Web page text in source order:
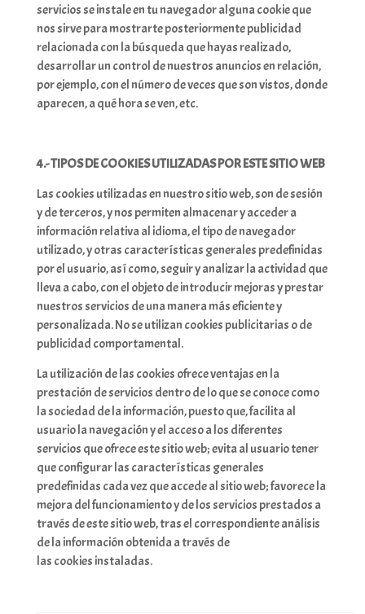
servicios se instale en tu navegador alguna cookie que
nos sirve para mostrarte posteriormente publicidad
relacionada con la búsqueda que hayas realizado,
desarrollar un control de nuestros anuncios en relación,
por ejemplo, con el número de veces que son vistos, donde
aparecen, a qué hora se ven, etc.
4.- TIPOS DE COOKIES UTILIZADAS POR ESTE SITIO WEB
Las cookies utilizadas en nuestro sitio web, son de sesión
y de terceros, y nos permiten almacenar y acceder a
información relativa al idioma, el tipo de navegador
utilizado, y otras características generales predefinidas
por el usuario, así como, seguir y analizar la actividad que
lleva a cabo, con el objeto de introducir mejoras y prestar
nuestros servicios de una manera más eficiente y
personalizada. No se utilizan cookies publicitarias o de
publicidad comportamental.
La utilización de las cookies ofrece ventajas en la
prestación de servicios dentro de lo que se conoce como
la sociedad de la información, puesto que, facilita al
usuario la navegación y el acceso a los diferentes
servicios que ofrece este sitio web; evita al usuario tener
que configurar las características generales
predefinidas cada vez que accede al sitio web; favorece la
mejora del funcionamiento y de los servicios prestados a
través de este sitio web, tras el correspondiente análisis
de la información obtenida a través de
las cookies instaladas.